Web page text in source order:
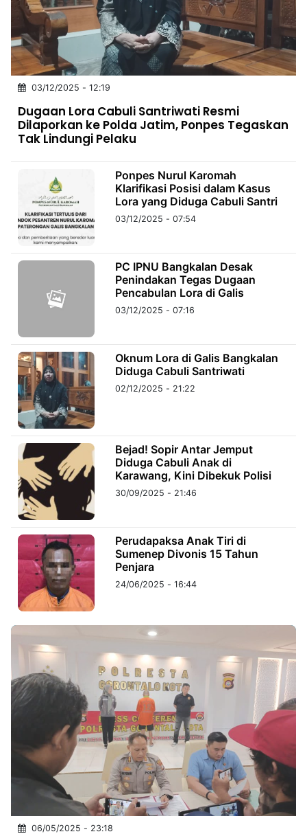
INDONESIA
Partner
NTB
Time
IDN
Jogja
Rakyat
News
Notice
Baru
Kabarbaru
Kabarbaru.co
2026
PT.
Kabarbaru
Media
Holding
03/12/2025 - 12:19
Dugaan Lora Cabuli Santriwati Resmi
Dilaporkan ke Polda Jatim, Ponpes Tegaskan
Tak Lindungi Pelaku
Ponpes Nurul Karomah
Klarifikasi Posisi dalam Kasus
Lora yang Diduga Cabuli Santri
03/12/2025 - 07:54
PC IPNU Bangkalan Desak
Penindakan Tegas Dugaan
Pencabulan Lora di Galis
03/12/2025 - 07:16
Oknum Lora di Galis Bangkalan
Diduga Cabuli Santriwati
02/12/2025 - 21:22
Bejad! Sopir Antar Jemput
Diduga Cabuli Anak di
Karawang, Kini Dibekuk Polisi
30/09/2025 - 21:46
Perudapaksa Anak Tiri di
Sumenep Divonis 15 Tahun
Penjara
24/06/2025 - 16:44
06/05/2025 - 23:18